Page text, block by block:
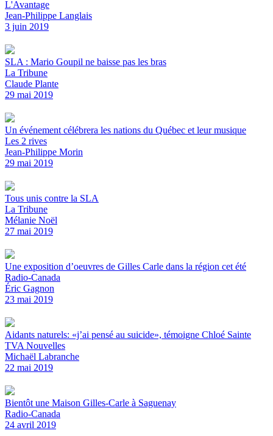
L'Avantage
Jean-Philippe Langlais
3 juin 2019
SLA : Mario Goupil ne baisse pas les bras
La Tribune
Claude Plante
29 mai 2019
Un événement célébrera les nations du Québec et leur musique
Les 2 rives
Jean-Philippe Morin
29 mai 2019
Tous unis contre la SLA
La Tribune
Mélanie Noël
27 mai 2019
Une exposition d’oeuvres de Gilles Carle dans la région cet été
Radio-Canada
Éric Gagnon
23 mai 2019
Aidants naturels: «j’ai pensé au suicide», témoigne Chloé Sainte
TVA Nouvelles
Michaël Labranche
22 mai 2019
Bientôt une Maison Gilles-Carle à Saguenay
Radio-Canada
24 avril 2019